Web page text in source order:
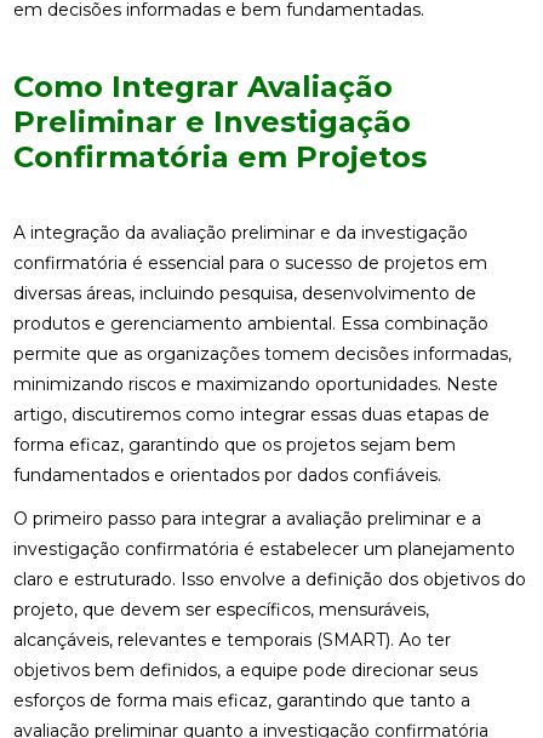
em decisões informadas e bem fundamentadas.
Como Integrar Avaliação
Preliminar e Investigação
Confirmatória em Projetos
A integração da avaliação preliminar e da investigação
confirmatória é essencial para o sucesso de projetos em
diversas áreas, incluindo pesquisa, desenvolvimento de
produtos e gerenciamento ambiental. Essa combinação
permite que as organizações tomem decisões informadas,
minimizando riscos e maximizando oportunidades. Neste
artigo, discutiremos como integrar essas duas etapas de
forma eficaz, garantindo que os projetos sejam bem
fundamentados e orientados por dados confiáveis.
O primeiro passo para integrar a avaliação preliminar e a
investigação confirmatória é estabelecer um planejamento
claro e estruturado. Isso envolve a definição dos objetivos do
projeto, que devem ser específicos, mensuráveis,
alcançáveis, relevantes e temporais (SMART). Ao ter
objetivos bem definidos, a equipe pode direcionar seus
esforços de forma mais eficaz, garantindo que tanto a
avaliação preliminar quanto a investigação confirmatória